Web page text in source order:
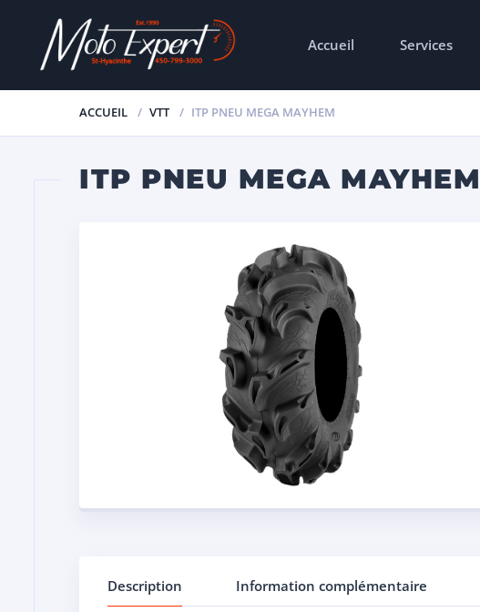
Accueil Services
ACCUEIL VTT ITP PNEU MEGA MAYHEM
ITP PNEU MEGA MAYHEM
Description Information complémentaire